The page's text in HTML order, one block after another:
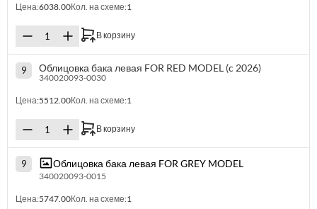
Цена:6038.00Кол. на схеме:1
В корзину
9 Облицовка бака левая FOR RED MODEL (c 2026)
340020093-0030
Цена:5512.00Кол. на схеме:1
В корзину
9 Облицовка бака левая FOR GREY MODEL
340020093-0015
Цена:5747.00Кол. на схеме:1